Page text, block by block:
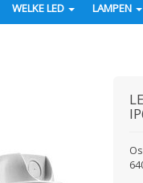
WELKE LED LAMPEN